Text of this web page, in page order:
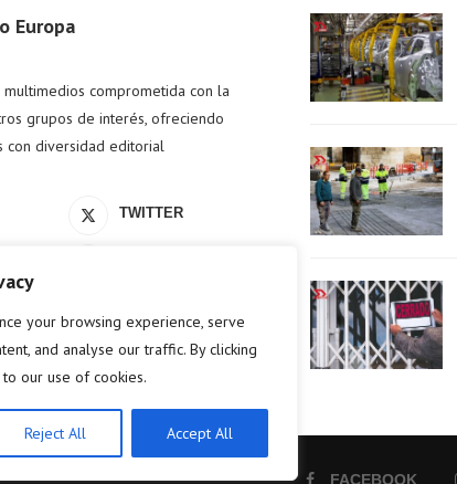
your browsing experience, serve
and analyse our traffic. By clicking
to our use of cookies.
Reject All Accept All
Europa
comprometida con la
grupos de interés, ofreciendo
con diversidad editorial
TWITTER
FACEBOOK